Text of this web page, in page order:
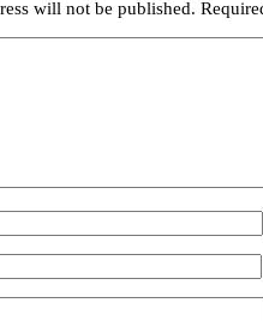
will not be published.